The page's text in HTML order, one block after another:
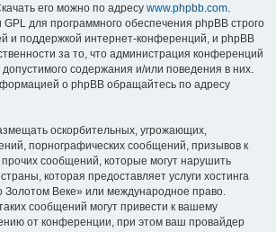
его можно по адресу www.phpbb.com.
для программного обеспечения phpBB строго
и поддержкой интернет-конференций, и phpBB
за то, что администрация конференций
допустимого содержания и/или поведения в них.
о phpBB обращайтесь по адресу
оскорбительных, угрожающих,
порнографических сообщений, призывов к
сообщений, которые могут нарушить
которая предоставляет услуги хостинга
Золотом Веке» или международное право.
сообщений могут привести к вашему
от конференции, при этом ваш провайдер